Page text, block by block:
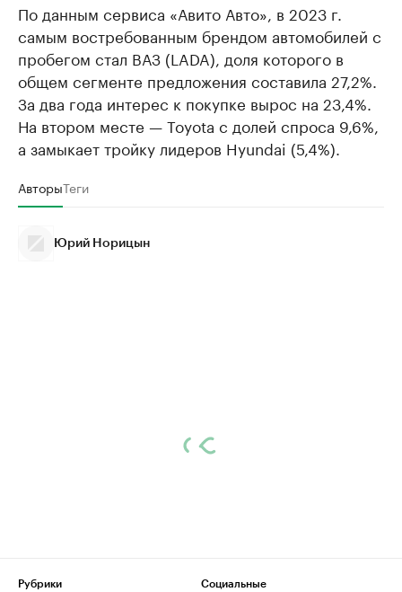
По данным сервиса «Авито Авто», в 2023 г.
самым востребованным брендом автомобилей с
пробегом стал ВАЗ (LADA), доля которого в
общем сегменте предложения составила 27,2%.
За два года интерес к покупке вырос на 23,4%.
На втором месте — Toyota с долей спроса 9,6%,
а замыкает тройку лидеров Hyundai (5,4%).
АвторыТеги
Юрий Норицын
Рубрики
Социальные